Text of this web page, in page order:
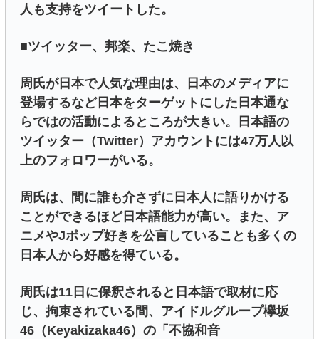
人も支持をツイートした。
■ツイッター、邦楽、たこ焼き
周氏が日本で人気な理由は、日本のメディアに
登場するなど日本をターゲットにした日本通な
らではの活動によるところが大きい。日本語の
ツイッター（Twitter）アカウントには47万人以
上のフォロワーがいる。
周氏は、間に誰も介さずに日本人に語りかける
ことができるほど日本語能力が高い。また、ア
ニメやJポップ好きを公言していることも多くの
日本人から好感を得ている。
周氏は11日に保釈されると日本語で取材に応
じ、拘束されている間、アイドルグループ欅坂
46（Keyakizaka46）の「不協和音